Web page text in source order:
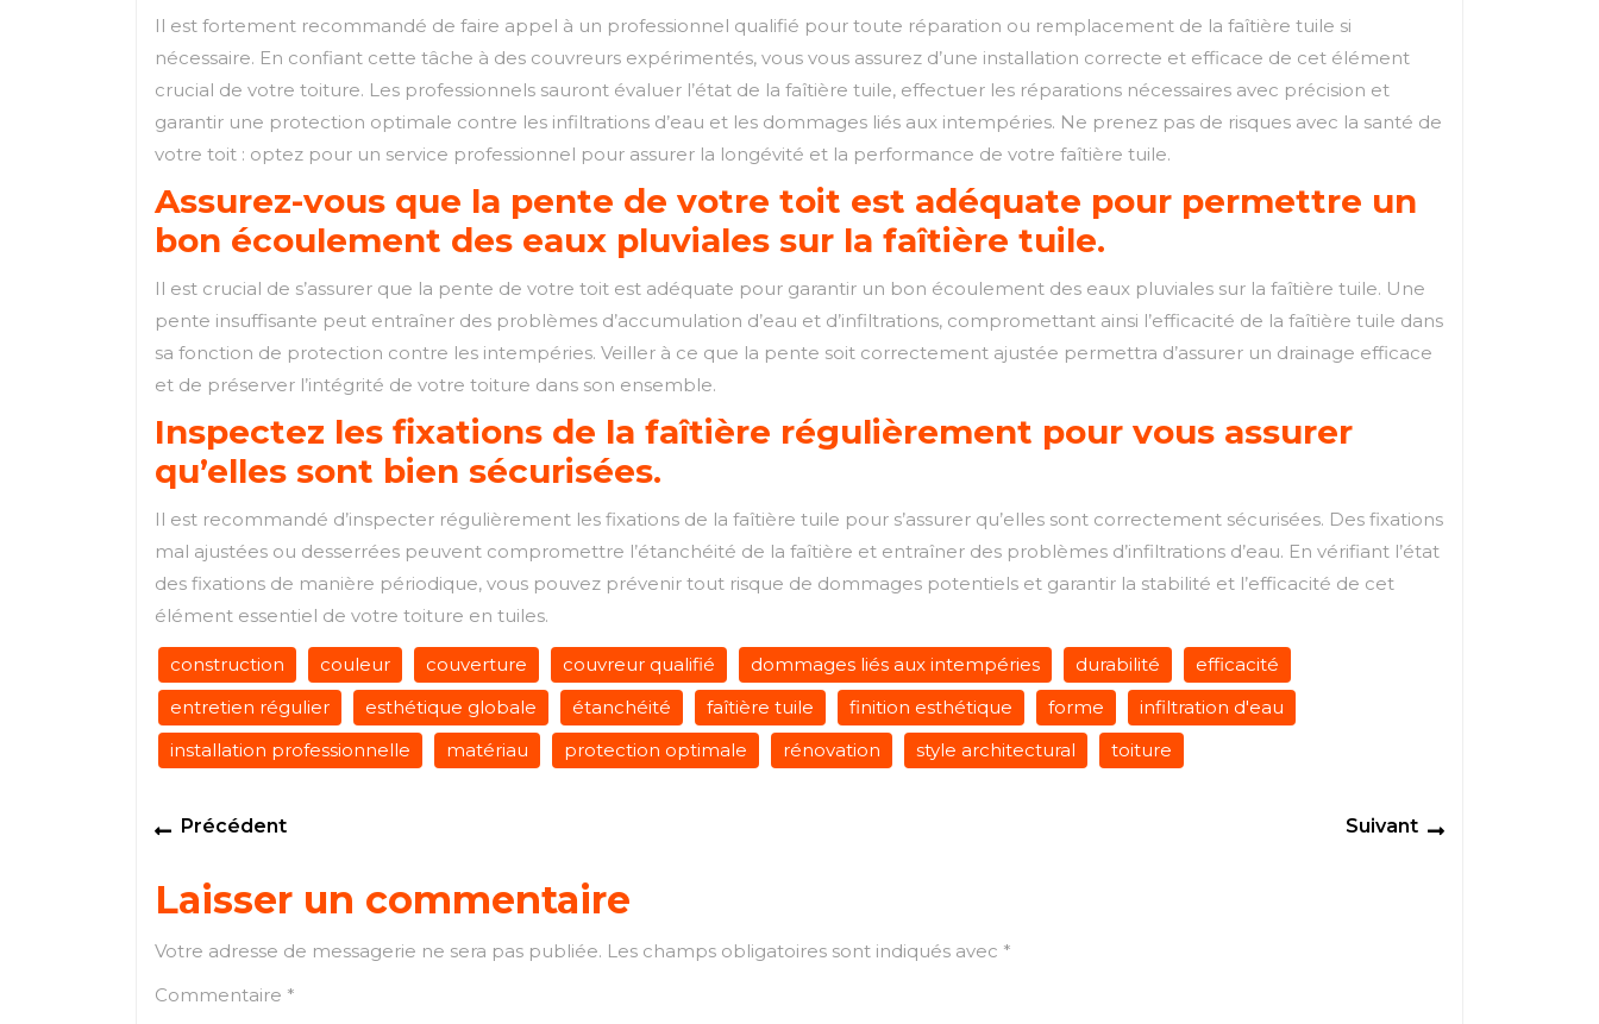
Il est fortement recommandé de faire appel à un professionnel qualifié pour toute réparation ou remplacement de la faîtière tuile si
nécessaire. En confiant cette tâche à des couvreurs expérimentés, vous vous assurez d’une installation correcte et efficace de cet élément
crucial de votre toiture. Les professionnels sauront évaluer l’état de la faîtière tuile, effectuer les réparations nécessaires avec précision et
garantir une protection optimale contre les infiltrations d’eau et les dommages liés aux intempéries. Ne prenez pas de risques avec la santé de
votre toit : optez pour un service professionnel pour assurer la longévité et la performance de votre faîtière tuile.
Assurez-vous que la pente de votre toit est adéquate pour permettre un
bon écoulement des eaux pluviales sur la faîtière tuile.
Il est crucial de s’assurer que la pente de votre toit est adéquate pour garantir un bon écoulement des eaux pluviales sur la faîtière tuile. Une
pente insuffisante peut entraîner des problèmes d’accumulation d’eau et d’infiltrations, compromettant ainsi l’efficacité de la faîtière tuile dans
sa fonction de protection contre les intempéries. Veiller à ce que la pente soit correctement ajustée permettra d’assurer un drainage efficace
et de préserver l’intégrité de votre toiture dans son ensemble.
Inspectez les fixations de la faîtière régulièrement pour vous assurer
qu’elles sont bien sécurisées.
Il est recommandé d’inspecter régulièrement les fixations de la faîtière tuile pour s’assurer qu’elles sont correctement sécurisées. Des fixations
mal ajustées ou desserrées peuvent compromettre l’étanchéité de la faîtière et entraîner des problèmes d’infiltrations d’eau. En vérifiant l’état
des fixations de manière périodique, vous pouvez prévenir tout risque de dommages potentiels et garantir la stabilité et l’efficacité de cet
élément essentiel de votre toiture en tuiles.
construction couleur couverture couvreur qualifié dommages liés aux intempéries durabilité
efficacité
entretien régulier
esthétique globale étanchéité faîtière tuile finition esthétique forme
infiltration d'eau
installation professionnelle
matériau protection optimale rénovation style architectural toiture
Navigation
l’article
PrécédentPrevious
Suivant
Laisser un commentaire
Votre adresse de messagerie ne sera pas publiée. Les champs obligatoires sont indiqués avec *
Commentaire *